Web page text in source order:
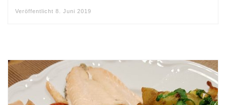
Veröffentlicht 8. Juni 2019